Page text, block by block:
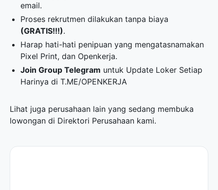
email.
Proses rekrutmen dilakukan tanpa biaya
(GRATIS!!!).
Harap hati-hati penipuan yang mengatasnamakan
Pixel Print, dan Openkerja.
Join Group Telegram untuk Update Loker Setiap
Harinya diT.ME/OPENKERJA
Lihat juga perusahaan lain yang sedang membuka
lowongan di Direktori Perusahaan kami.